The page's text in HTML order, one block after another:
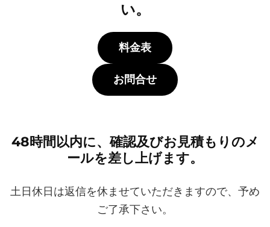
い。
料金表
お問合せ
48時間以内に、確認及びお見積もりのメ
ールを差し上げます。
土日休日は返信を休ませていただきますので、予め
ご了承下さい。